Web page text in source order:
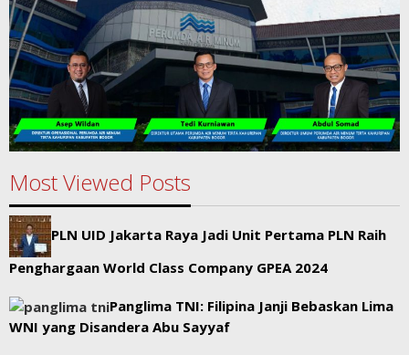
Most Viewed Posts
PLN UID Jakarta Raya Jadi Unit Pertama PLN Raih
Penghargaan World Class Company GPEA 2024
Panglima TNI: Filipina Janji Bebaskan Lima
WNI yang Disandera Abu Sayyaf